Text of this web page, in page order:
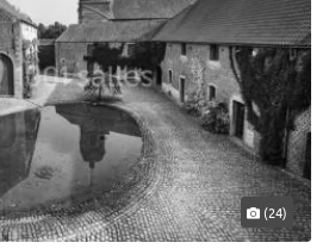
(24)